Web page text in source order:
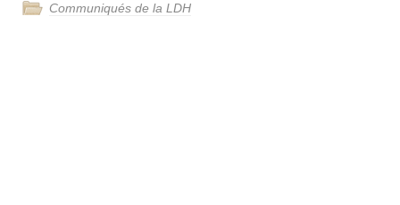
Communiqués de la LDH